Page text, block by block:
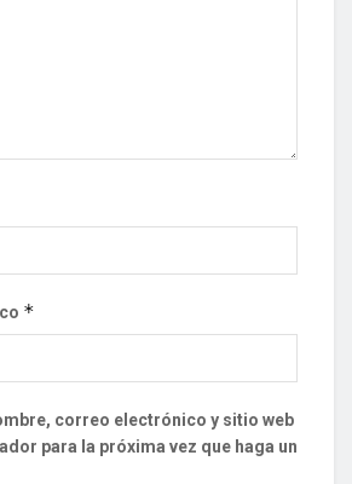
*
correo electrónico y sitio web
para la próxima vez que haga un